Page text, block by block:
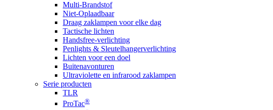
Multi-Brandstof
Niet-Oplaadbaar
Draag zaklampen voor elke dag
Tactische lichten
Handsfree-verlichting
Penlights & Sleutelhangerverlichting
Lichten voor een doel
Buitenavonturen
Ultraviolette en infrarood zaklampen
Serie producten
TLR
ProTac®